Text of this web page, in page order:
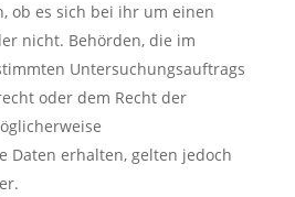
ob es sich bei ihr um einen
nicht. Behörden, die im
Untersuchungsauftrags
oder dem Recht der
Daten erhalten, gelten jedoch